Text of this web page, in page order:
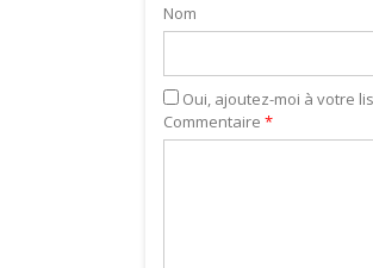
Nom
Oui, ajoutez-moi à votre
Commentaire *